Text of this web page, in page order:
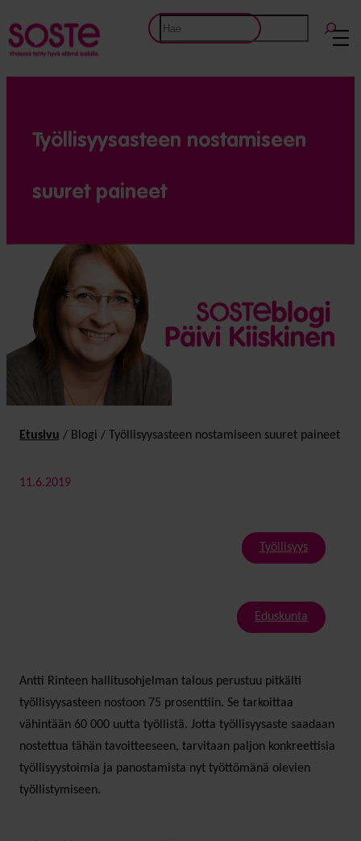
Etsi
Työllisyysasteen nostamiseen
suuret paineet
Etusivu / Blogi / Työllisyysasteen nostamiseen suuret paineet
11.6.2019
Työllisyys
Eduskunta
Antti Rinteen hallitusohjelman talous perustuu pitkälti
työllisyysasteen nostoon 75 prosenttiin. Se tarkoittaa
vähintään 60 000 uutta työllistä. Jotta työllisyysaste saadaan
nostettua tähän tavoitteeseen, tarvitaan paljon konkreettisia
työllisyystoimia ja panostamista nyt työttömänä olevien
työllistymiseen.